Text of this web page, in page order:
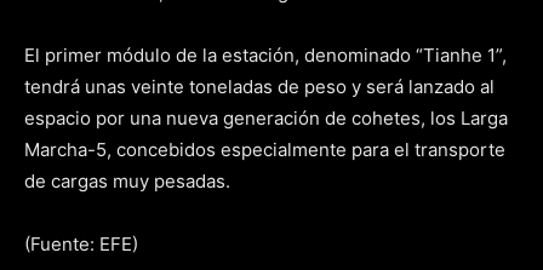
El primer módulo de la estación, denominado “Tianhe 1”,
tendrá unas veinte toneladas de peso y será lanzado al
espacio por una nueva generación de cohetes, los Larga
Marcha-5, concebidos especialmente para el transporte
de cargas muy pesadas.
(Fuente: EFE)